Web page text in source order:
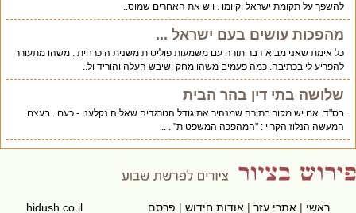
להשפך על תקומת ישראל וקיומו . ויש את האחרים שמוס..
מהפכות עושים בעם ישראל ...
כל אימת שאני מביא דבר תורה עם משמעות פוליטית משנית היכרחית . משהו מתעורר
להפריע לי בכתיבה. כמה פעמים משהו מחק ושיבש העלה והוריד ול..
שלושה בתי דין בהר הבית
בס"ד. אם יש מקור בתורה שמנהיר את גודל הטרגדיה שאליה נקלענו - כעם . בעצם
המעשה הנלוז הקרוי : "המהפכה המשפטית" . ..
ראשי|אתרי עזר|אודות חידוש|פרסם hidush.co.il